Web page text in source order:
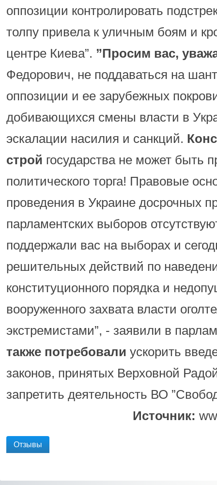
оппозиции контролировать
толпу привела к уличным боям и
центре Киева”. ”Просим вас,
Федорович, не поддаваться на
оппозиции и ее зарубежных
добивающихся смены власти в
эскалации насилия и санкций.
строй государства не может быть
политического торга! Правовые
проведения в Украине досрочных
парламентских выборов
поддержали вас на выборах и
решительных действий по
конституционного порядка и
вооруженного захвата власти
экстремистами”, - заявили в
также потребовали ускорить
законов, принятых Верховной
запретить деятельность ВО
Источник:
Отзывы